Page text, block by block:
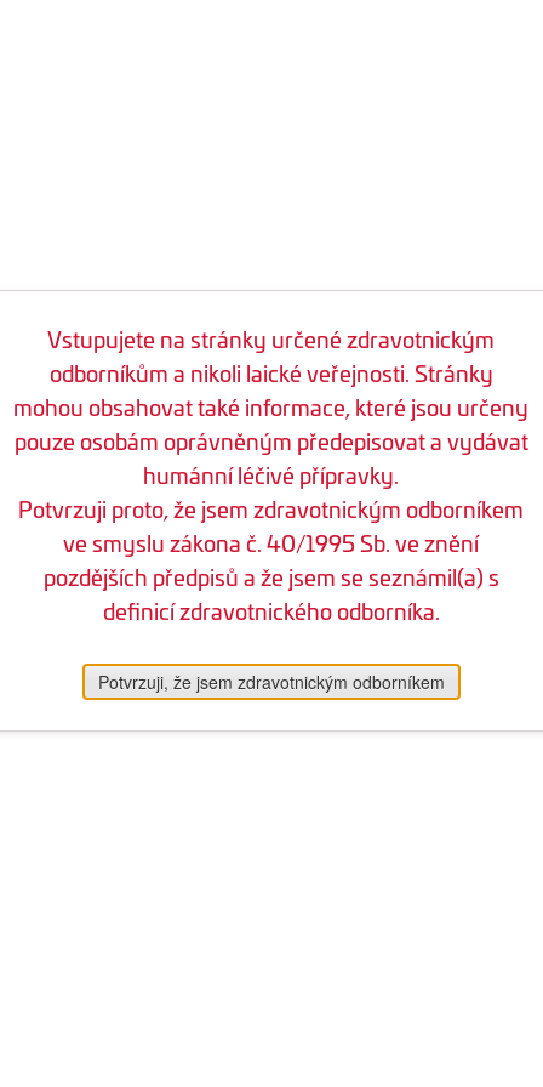
Vstupujete na stránky určené zdravotnickým
odborníkům a nikoli laické veřejnosti. Stránky
mohou obsahovat také informace, které jsou určeny
pouze osobám oprávněným předepisovat a vydávat
humánní léčivé přípravky.
Potvrzuji proto, že jsem zdravotnickým odborníkem
ve smyslu zákona č. 40/1995 Sb. ve znění
pozdějších předpisů a že jsem se seznámil(a) s
definicí zdravotnického odborníka.
Potvrzuji, že jsem zdravotnickým odborníkem